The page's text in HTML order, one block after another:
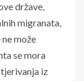
države,
migranata,
može
se mora
iz